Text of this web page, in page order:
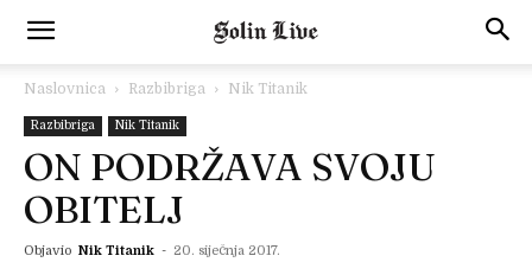
Naslovnica Razbibriga Nik Titanik
Razbibriga Nik Titanik
ON PODRŽAVA SVOJU
OBITELJ
Objavio Nik Titanik - 20. siječnja 2017.